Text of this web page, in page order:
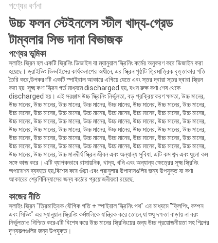
পণ্যের বর্ণনা
উচ্চ ফলন স্টেইনলেস স্টীল খাদ্য-গ্রেড
টাম্বলার সিভ দানা বিভাজক
পণ্যের ভূমিকা
স্লাইং স্ক্রিন হল একটি স্ক্রিনিং ডিভাইস যা ম্যানুয়াল স্ক্রিনিং কর্মের অনুকরণ করে ডিজাইন করা
হয়েছে। ড্রাইভিং ডিভাইসের কার্যকলাপের অধীনে, এর স্ক্রিন পৃষ্ঠটি ত্রিমাত্রিক বৃত্তাকার গতি
তৈরি করে,উপকরণটি একটি স্পাইরাল আকারে এগিয়ে যেতে এবং স্তর দ্বারা স্তর দ্বারা স্ক্রিন
করা হয়. সূক্ষ্ম কণা স্ক্রিন গর্ত মাধ্যমে discharged হয়, যখন রুক্ষ কণা শেষ থেকে
discharged হয়। এই সরঞ্জাম উচ্চ স্ক্রিনিং নির্ভুলতা, বড় প্রক্রিয়াকরণ ক্ষমতা, উচ্চ মানের,
উচ্চ মানের, উচ্চ মানের, উচ্চ মানের, উচ্চ মানের, উচ্চ মানের, উচ্চ মানের, উচ্চ মানের, উচ্চ মানের,
উচ্চ মানের, উচ্চ মানের, উচ্চ মানের, উচ্চ মানের, উচ্চ মানের, উচ্চ মানের, উচ্চ মানের, উচ্চ মানের,
উচ্চ মানের, উচ্চ মানের, উচ্চ মানের, উচ্চ মানের, উচ্চ মানের, উচ্চ মানের, উচ্চ মানের, উচ্চ মানের,
উচ্চ মানের, উচ্চ মানের, উচ্চ মানের, উচ্চ মানের, উচ্চ মানের, উচ্চ মানের, উচ্চ মানের, উচ্চ মানের,
উচ্চ মানের, উচ্চ মানের, উচ্চ মানের, উচ্চ মানের, উচ্চ মানের, উচ্চ মানের, উচ্চ মানের, উচ্চ মানের,
উচ্চ মানের, উচ্চ মানের, উচ্চ মানের, উচ্চ মানের, উচ্চ মানের, উচ্চ মানের, উচ্চ মানের, উচ্চ মানের,
উচ্চ মানের, উচ্চ মানের, উচ্চ মানদীর্ঘ স্ক্রিন জীবন এবং অন্যান্য সুবিধা. এটি কম শব্দ এবং ধুলো কম
সঙ্গে কাজ করে। এটি ব্যাপকভাবে রাসায়নিক, খাদ্য, খনি এবং অন্যান্য ক্ষেত্রের সূক্ষ্ম স্ক্রিনিং
অপারেশন ব্যবহৃত হয়,বিশেষ করে গুঁড়া এবং গ্রানুলার উপাদানগুলির জন্য উপযুক্ত যা কণা
আকারের শ্রেণিবিন্যাসের জন্য কঠোর প্রয়োজনীয়তা রয়েছে.
কাজের নীতি
স্লাইং স্ক্রিন "ত্রিমাত্রিক যৌগিক গতি + স্পাইরাল স্ক্রিনিং পথ" এর মাধ্যমে "ফ্লিপিং, কম্পন
এবং সিভিং" এর ম্যানুয়াল স্ক্রিনিং কর্মগুলিকে যান্ত্রিক করে তোলে,যা শুধু দক্ষতা বাড়ায় না বরং
নির্ভুলতাও নিশ্চিত করেএটি বিশেষ করে উচ্চ মানের স্ক্রিনিংয়ের জন্য উচ্চ প্রয়োজনীয়তা সহ শিল্পের
দৃশ্যকল্পগুলির জন্য উপযুক্ত।